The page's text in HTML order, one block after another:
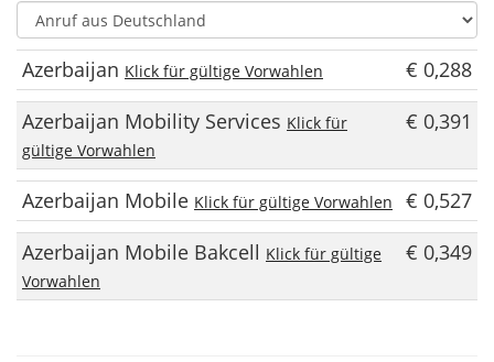
Azerbaijan Klick für gültige Vorwahlen
€ 0,288
Azerbaijan Mobility Services Klick für
gültige Vorwahlen
€ 0,391
Azerbaijan Mobile Klick für gültige Vorwahlen
€ 0,527
Azerbaijan Mobile Bakcell Klick für gültige
Vorwahlen
€ 0,349